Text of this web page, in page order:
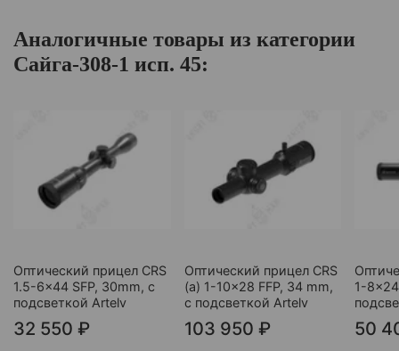
Аналогичные товары из категории
Сайга-308-1 исп. 45:
Оптический прицел CRS
1.5-6x44 SFP, 30mm, с
подсветкой Artelv
32 550 ₽
Оптический прицел CRS
(a) 1-10x28 FFP, 34 mm,
с подсветкой Artelv
103 950 ₽
1-
50